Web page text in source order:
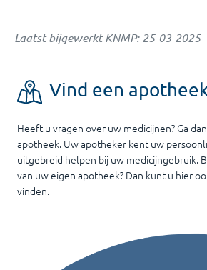
Laatst bijgewerkt KNMP:25-03-2025
Vind een
Heeft u vragen over uw medicijnen? Ga
apotheek. Uw apotheker kent uw
uitgebreid helpen bij uw medicijngebruik.
van uw eigen apotheek? Dan kunt u hier
vinden.